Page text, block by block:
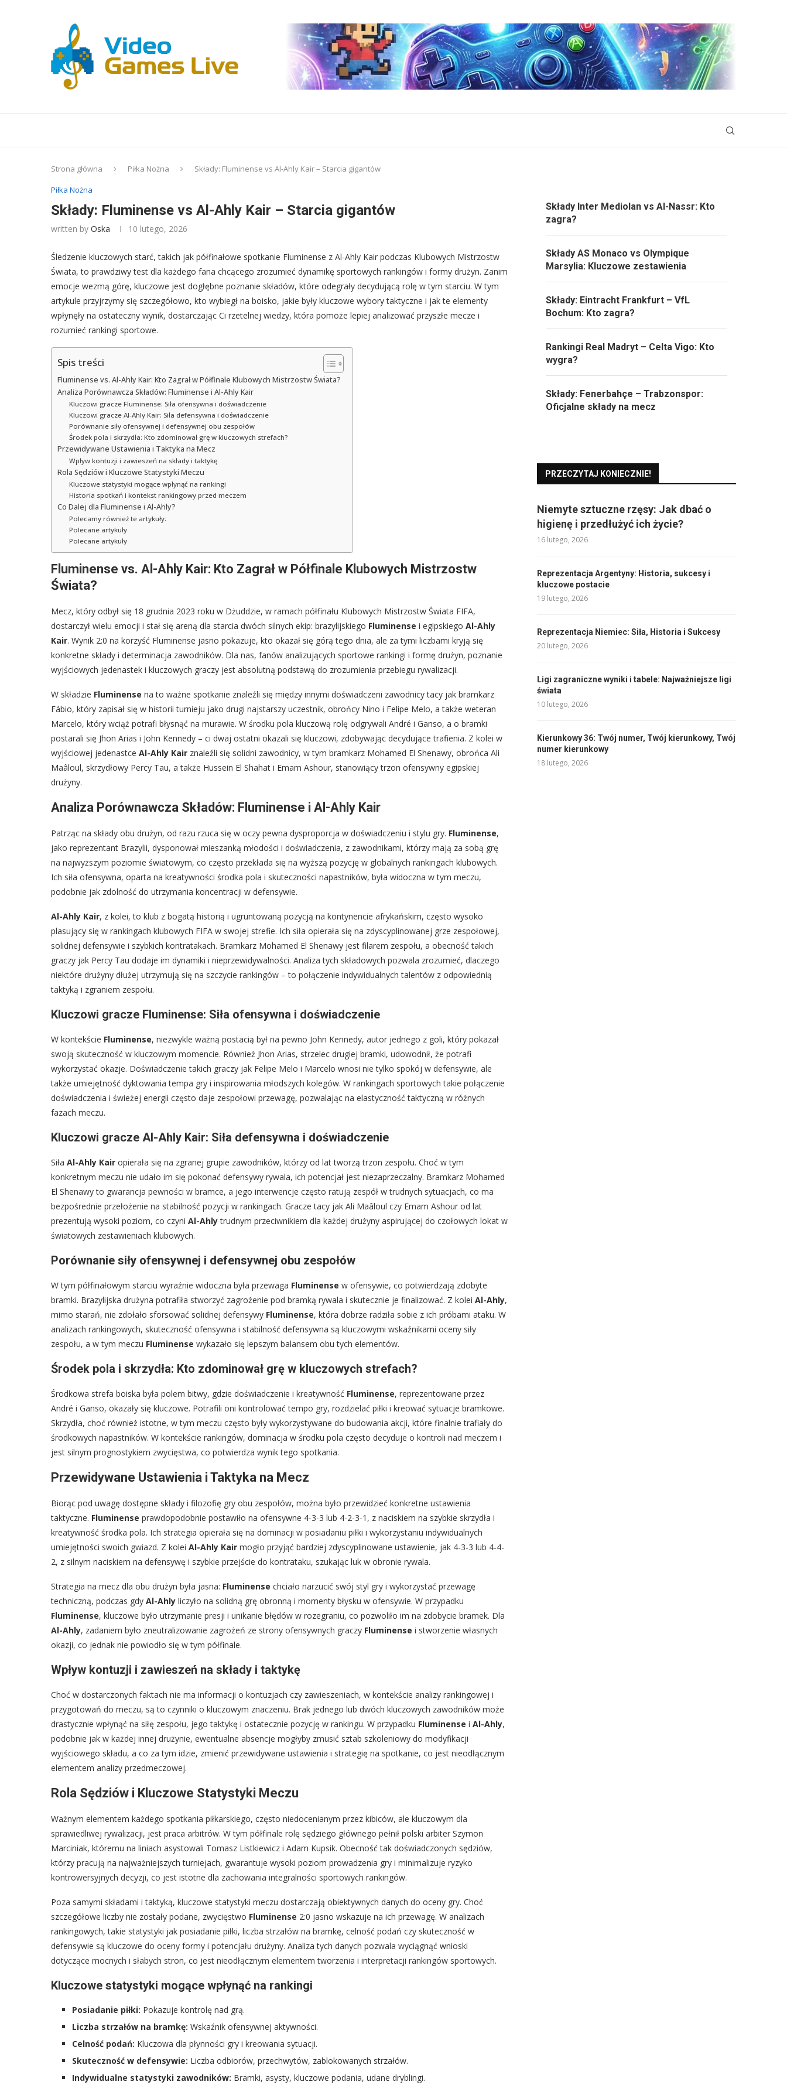
Strona główna Piłka Nożna
Składy: Fluminense vs Al-Ahly Kair – Starcia gigantów
Piłka Nożna
Składy: Fluminense vs Al-Ahly Kair – Starcia gigantów
written by Oska 10 lutego, 2026
Śledzenie kluczowych starć, takich jak półfinałowe spotkanie Fluminense z Al-Ahly Kair podczas Klubowych Mistrzostw
Świata, to prawdziwy test dla każdego fana chcącego zrozumieć dynamikę sportowych rankingów i formy drużyn. Zanim
emocje wezmą górę, kluczowe jest dogłębne poznanie składów, które odegrały decydującą rolę w tym starciu. W tym
artykule przyjrzymy się szczegółowo, kto wybiegł na boisko, jakie były kluczowe wybory taktyczne i jak te elementy
wpłynęły na ostateczny wynik, dostarczając Ci rzetelnej wiedzy, która pomoże lepiej analizować przyszłe mecze i
rozumieć rankingi sportowe.
Spis treści
Fluminense vs. Al-Ahly Kair: Kto Zagrał w Półfinale Klubowych Mistrzostw Świata?
Analiza Porównawcza Składów: Fluminense i Al-Ahly Kair
Kluczowi gracze Fluminense: Siła ofensywna i doświadczenie
Kluczowi gracze Al-Ahly Kair: Siła defensywna i doświadczenie
Porównanie siły ofensywnej i defensywnej obu zespołów
Środek pola i skrzydła: Kto zdominował grę w kluczowych strefach?
Przewidywane Ustawienia i Taktyka na Mecz
Wpływ kontuzji i zawieszeń na składy i taktykę
Rola Sędziów i Kluczowe Statystyki Meczu
Kluczowe statystyki mogące wpłynąć na rankingi
Historia spotkań i kontekst rankingowy przed meczem
Co Dalej dla Fluminense i Al-Ahly?
Polecamy również te artykuły:
Polecane artykuły
Polecane artykuły
Fluminense vs. Al-Ahly Kair: Kto Zagrał w Półfinale Klubowych Mistrzostw
Świata?
Mecz, który odbył się 18 grudnia 2023 roku w Dżuddzie, w ramach półfinału Klubowych Mistrzostw Świata FIFA,
dostarczył wielu emocji i stał się areną dla starcia dwóch silnych ekip: brazylijskiego Fluminense i egipskiego Al-Ahly
Kair. Wynik 2:0 na korzyść Fluminense jasno pokazuje, kto okazał się górą tego dnia, ale za tymi liczbami kryją się
konkretne składy i determinacja zawodników. Dla nas, fanów analizujących sportowe rankingi i formę drużyn, poznanie
wyjściowych jedenastek i kluczowych graczy jest absolutną podstawą do zrozumienia przebiegu rywalizacji.
W składzie Fluminense na to ważne spotkanie znaleźli się między innymi doświadczeni zawodnicy tacy jak bramkarz
Fábio, który zapisał się w historii turnieju jako drugi najstarszy uczestnik, obrońcy Nino i Felipe Melo, a także weteran
Marcelo, który wciąż potrafi błysnąć na murawie. W środku pola kluczową rolę odgrywali André i Ganso, a o bramki
postarali się Jhon Arias i John Kennedy – ci dwaj ostatni okazali się kluczowi, zdobywając decydujące trafienia. Z kolei w
wyjściowej jedenastce Al-Ahly Kair znaleźli się solidni zawodnicy, w tym bramkarz Mohamed El Shenawy, obrońca Ali
Maâloul, skrzydłowy Percy Tau, a także Hussein El Shahat i Emam Ashour, stanowiący trzon ofensywny egipskiej
drużyny.
Analiza Porównawcza Składów: Fluminense i Al-Ahly Kair
Patrząc na składy obu drużyn, od razu rzuca się w oczy pewna dysproporcja w doświadczeniu i stylu gry. Fluminense,
jako reprezentant Brazylii, dysponował mieszanką młodości i doświadczenia, z zawodnikami, którzy mają za sobą grę
na najwyższym poziomie światowym, co często przekłada się na wyższą pozycję w globalnych rankingach klubowych.
Ich siła ofensywna, oparta na kreatywności środka pola i skuteczności napastników, była widoczna w tym meczu,
podobnie jak zdolność do utrzymania koncentracji w defensywie.
Al-Ahly Kair, z kolei, to klub z bogatą historią i ugruntowaną pozycją na kontynencie afrykańskim, często wysoko
plasujący się w rankingach klubowych FIFA w swojej strefie. Ich siła opierała się na zdyscyplinowanej grze zespołowej,
solidnej defensywie i szybkich kontratakach. Bramkarz Mohamed El Shenawy jest filarem zespołu, a obecność takich
graczy jak Percy Tau dodaje im dynamiki i nieprzewidywalności. Analiza tych składowych pozwala zrozumieć, dlaczego
niektóre drużyny dłużej utrzymują się na szczycie rankingów – to połączenie indywidualnych talentów z odpowiednią
taktyką i zgraniem zespołu.
Kluczowi gracze Fluminense: Siła ofensywna i doświadczenie
W kontekście Fluminense, niezwykle ważną postacią był na pewno John Kennedy, autor jednego z goli, który pokazał
swoją skuteczność w kluczowym momencie. Również Jhon Arias, strzelec drugiej bramki, udowodnił, że potrafi
wykorzystać okazje. Doświadczenie takich graczy jak Felipe Melo i Marcelo wnosi nie tylko spokój w defensywie, ale
także umiejętność dyktowania tempa gry i inspirowania młodszych kolegów. W rankingach sportowych takie połączenie
doświadczenia i świeżej energii często daje zespołowi przewagę, pozwalając na elastyczność taktyczną w różnych
fazach meczu.
Kluczowi gracze Al-Ahly Kair: Siła defensywna i doświadczenie
Siła Al-Ahly Kair opierała się na zgranej grupie zawodników, którzy od lat tworzą trzon zespołu. Choć w tym
konkretnym meczu nie udało im się pokonać defensywy rywala, ich potencjał jest niezaprzeczalny. Bramkarz Mohamed
El Shenawy to gwarancja pewności w bramce, a jego interwencje często ratują zespół w trudnych sytuacjach, co ma
bezpośrednie przełożenie na stabilność pozycji w rankingach. Gracze tacy jak Ali Maâloul czy Emam Ashour od lat
prezentują wysoki poziom, co czyni Al-Ahlytrudnym przeciwnikiem dla każdej drużyny aspirującej do czołowych lokat w
światowych zestawieniach klubowych.
Porównanie siły ofensywnej i defensywnej obu zespołów
W tym półfinałowym starciu wyraźnie widoczna była przewaga Fluminense w ofensywie, co potwierdzają zdobyte
bramki. Brazylijska drużyna potrafiła stworzyć zagrożenie pod bramką rywala i skutecznie je finalizować. Z kolei Al-Ahly,
mimo starań, nie zdołało sforsować solidnej defensywy Fluminense, która dobrze radziła sobie z ich próbami ataku. W
analizach rankingowych, skuteczność ofensywna i stabilność defensywna są kluczowymi wskaźnikami oceny siły
zespołu, a w tym meczu Fluminense wykazało się lepszym balansem obu tych elementów.
Środek pola i skrzydła: Kto zdominował grę w kluczowych strefach?
Środkowa strefa boiska była polem bitwy, gdzie doświadczenie i kreatywność Fluminense, reprezentowane przez
André i Ganso, okazały się kluczowe. Potrafili oni kontrolować tempo gry, rozdzielać piłki i kreować sytuacje bramkowe.
Skrzydła, choć również istotne, w tym meczu często były wykorzystywane do budowania akcji, które finalnie trafiały do
środkowych napastników. W kontekście rankingów, dominacja w środku pola często decyduje o kontroli nad meczem i
jest silnym prognostykiem zwycięstwa, co potwierdza wynik tego spotkania.
Przewidywane Ustawienia i Taktyka na Mecz
Biorąc pod uwagę dostępne składy i filozofię gry obu zespołów, można było przewidzieć konkretne ustawienia
taktyczne. Fluminense prawdopodobnie postawiło na ofensywne 4-3-3 lub 4-2-3-1, z naciskiem na szybkie skrzydła i
kreatywność środka pola. Ich strategia opierała się na dominacji w posiadaniu piłki i wykorzystaniu indywidualnych
umiejętności swoich gwiazd. Z kolei Al-Ahly Kair mogło przyjąć bardziej zdyscyplinowane ustawienie, jak 4-3-3 lub 4-4-
2, z silnym naciskiem na defensywę i szybkie przejście do kontrataku, szukając luk w obronie rywala.
Strategia na mecz dla obu drużyn była jasna: Fluminense chciało narzucić swój styl gry i wykorzystać przewagę
techniczną, podczas gdy Al-Ahly liczyło na solidną grę obronną i momenty błysku w ofensywie. W przypadku
Fluminense, kluczowe było utrzymanie presji i unikanie błędów w rozegraniu, co pozwoliło im na zdobycie bramek. Dla
Al-Ahly, zadaniem było zneutralizowanie zagrożeń ze strony ofensywnych graczy Fluminense i stworzenie własnych
okazji, co jednak nie powiodło się w tym półfinale.
Wpływ kontuzji i zawieszeń na składy i taktykę
Choć w dostarczonych faktach nie ma informacji o kontuzjach czy zawieszeniach, w kontekście analizy rankingowej i
przygotowań do meczu, są to czynniki o kluczowym znaczeniu. Brak jednego lub dwóch kluczowych zawodników może
drastycznie wpłynąć na siłę zespołu, jego taktykę i ostatecznie pozycję w rankingu. W przypadku Fluminense i Al-Ahly,
podobnie jak w każdej innej drużynie, ewentualne absencje mogłyby zmusić sztab szkoleniowy do modyfikacji
wyjściowego składu, a co za tym idzie, zmienić przewidywane ustawienia i strategię na spotkanie, co jest nieodłącznym
elementem analizy przedmeczowej.
Rola Sędziów i Kluczowe Statystyki Meczu
Ważnym elementem każdego spotkania piłkarskiego, często niedocenianym przez kibiców, ale kluczowym dla
sprawiedliwej rywalizacji, jest praca arbitrów. W tym półfinale rolę sędziego głównego pełnił polski arbiter Szymon
Marciniak, któremu na liniach asystowali Tomasz Listkiewicz i Adam Kupsik. Obecność tak doświadczonych sędziów,
którzy pracują na najważniejszych turniejach, gwarantuje wysoki poziom prowadzenia gry i minimalizuje ryzyko
kontrowersyjnych decyzji, co jest istotne dla zachowania integralności sportowych rankingów.
Poza samymi składami i taktyką, kluczowe statystyki meczu dostarczają obiektywnych danych do oceny gry. Choć
szczegółowe liczby nie zostały podane, zwycięstwo Fluminense 2:0 jasno wskazuje na ich przewagę. W analizach
rankingowych, takie statystyki jak posiadanie piłki, liczba strzałów na bramkę, celność podań czy skuteczność w
defensywie są kluczowe do oceny formy i potencjału drużyny. Analiza tych danych pozwala wyciągnąć wnioski
dotyczące mocnych i słabych stron, co jest nieodłącznym elementem tworzenia i interpretacji rankingów sportowych.
Kluczowe statystyki mogące wpłynąć na rankingi
Posiadanie piłki: Pokazuje kontrolę nad grą.
Liczba strzałów na bramkę: Wskaźnik ofensywnej aktywności.
Celność podań: Kluczowa dla płynności gry i kreowania sytuacji.
Skuteczność w defensywie: Liczba odbiorów, przechwytów, zablokowanych strzałów.
Indywidualne statystyki zawodników: Bramki, asysty, kluczowe podania, udane dryblingi.
Składy Inter Mediolan vs Al-Nassr: Kto
zagra?
Składy AS Monaco vs Olympique
Marsylia: Kluczowe zestawienia
Składy: Eintracht Frankfurt – VfL
Bochum: Kto zagra?
Rankingi Real Madryt – Celta Vigo: Kto
wygra?
Składy: Fenerbahçe – Trabzonspor:
Oficjalne składy na mecz
PRZECZYTAJ KONIECZNIE!
Niemyte sztuczne rzęsy: Jak dbać o
higienę i przedłużyć ich życie?
16 lutego, 2026
Reprezentacja Argentyny: Historia, sukcesy i
kluczowe postacie
19 lutego, 2026
Reprezentacja Niemiec: Siła, Historia i Sukcesy
20 lutego, 2026
Ligi zagraniczne wyniki i tabele: Najważniejsze ligi
świata
10 lutego, 2026
Kierunkowy 36: Twój numer, Twój kierunkowy, Twój
numer kierunkowy
18 lutego, 2026